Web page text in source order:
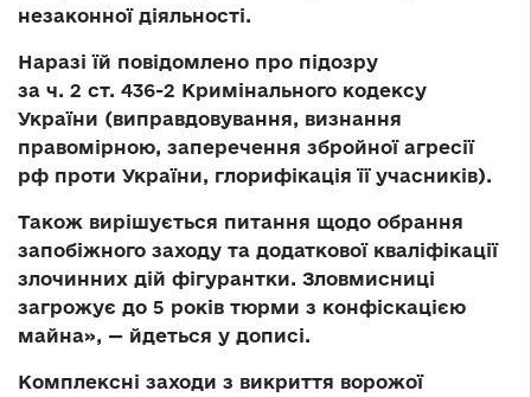
незаконної діяльності.
Наразі їй повідомлено про підозру
за ч. 2 ст. 436-2 Кримінального кодексу
України (виправдовування, визнання
правомірною, заперечення збройної агресії
рф проти України, глорифікація її учасників).
Також вирішується питання щодо обрання
запобіжного заходу та додаткової кваліфікації
злочинних дій фігурантки. Зловмисниці
загрожує до 5 років тюрми з конфіскацією
майна», — йдеться у дописі.
Комплексні заходи з викриття ворожої